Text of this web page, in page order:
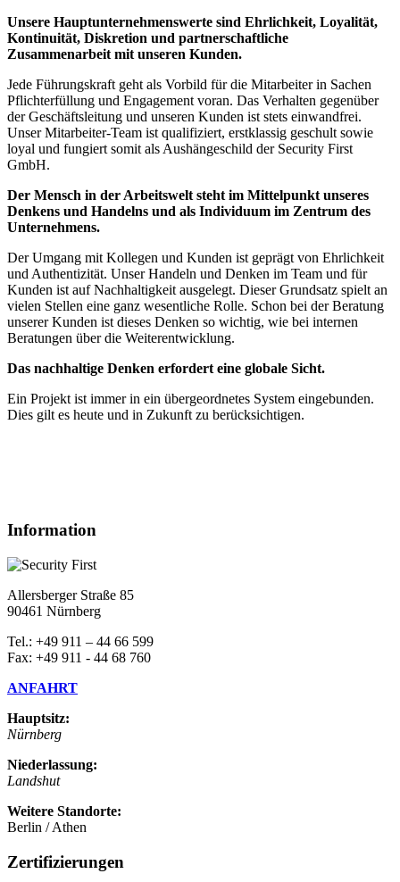
Unsere Hauptunternehmenswerte sind Ehrlichkeit, Loyalität,
Kontinuität, Diskretion und partnerschaftliche
Zusammenarbeit mit unseren Kunden.
Jede Führungskraft geht als Vorbild für die Mitarbeiter in Sachen
Pflichterfüllung und Engagement voran. Das Verhalten gegenüber
der Geschäftsleitung und unseren Kunden ist stets einwandfrei.
Unser Mitarbeiter-Team ist qualifiziert, erstklassig geschult sowie
loyal und fungiert somit als Aushängeschild der Security First
GmbH.
Der Mensch in der Arbeitswelt steht im Mittelpunkt unseres
Denkens und Handelns und als Individuum im Zentrum des
Unternehmens.
Der Umgang mit Kollegen und Kunden ist geprägt von Ehrlichkeit
und Authentizität. Unser Handeln und Denken im Team und für
Kunden ist auf Nachhaltigkeit ausgelegt. Dieser Grundsatz spielt an
vielen Stellen eine ganz wesentliche Rolle. Schon bei der Beratung
unserer Kunden ist dieses Denken so wichtig, wie bei internen
Beratungen über die Weiterentwicklung.
Das nachhaltige Denken erfordert eine globale Sicht.
Ein Projekt ist immer in ein übergeordnetes System eingebunden.
Dies gilt es heute und in Zukunft zu berücksichtigen.
Information
Allersberger Straße 85
90461 Nürnberg
Tel.: +49 911 – 44 66 599
Fax: +49 911 - 44 68 760
ANFAHRT
Hauptsitz:
Nürnberg
Niederlassung:
Landshut
Weitere Standorte:
Berlin / Athen
Zertifizierungen